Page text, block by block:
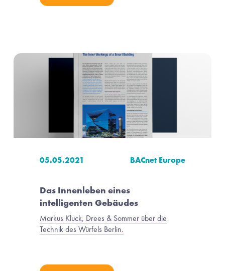
05.05.2021 BACnet Europe
Das Innenleben eines
intelligenten Gebäudes
Markus Kluck, Drees & Sommer über die
Technik des Würfels Berlin.